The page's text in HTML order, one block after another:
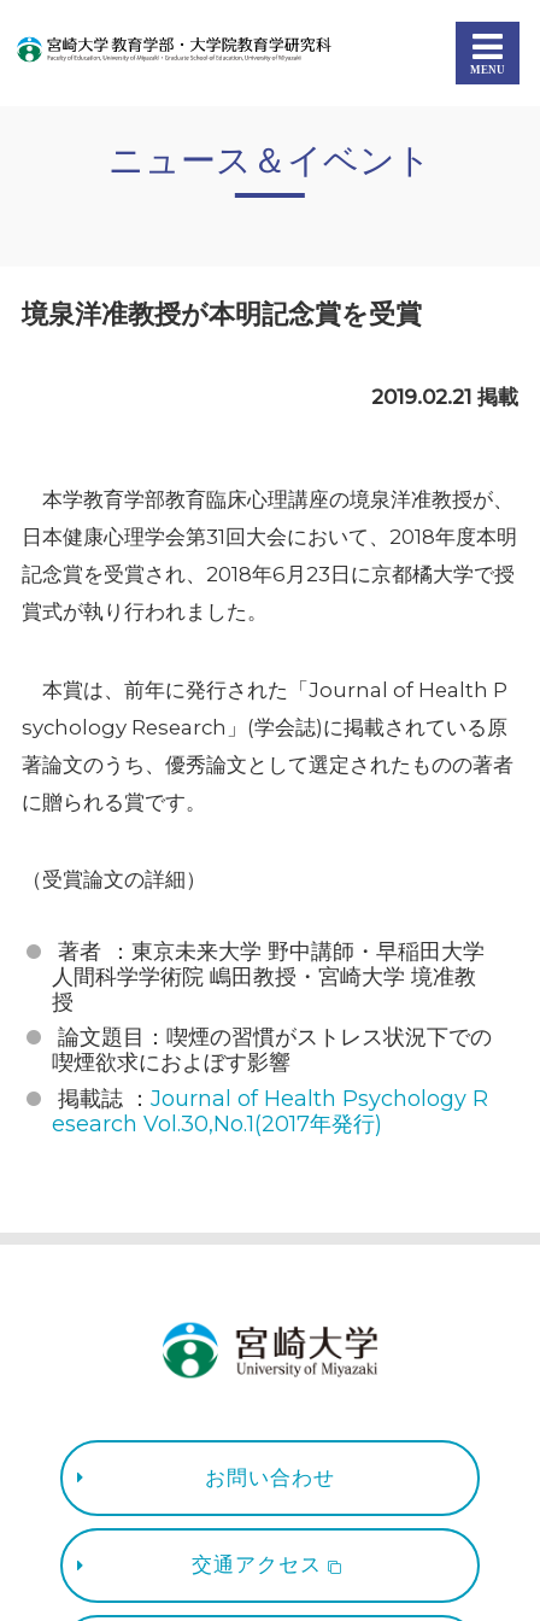
ニュース＆イベント
境泉洋准教授が本明記念賞を受賞
2019.02.21 掲載
本学教育学部教育臨床心理講座の境泉洋准教授が、
日本健康心理学会第31回大会において、2018年度本明
記念賞を受賞され、2018年6月23日に京都橘大学で授
賞式が執り行われました。
本賞は、前年に発行された「Journal of Health P
sychology Research」(学会誌)に掲載されている原
著論文のうち、優秀論文として選定されたものの著者
に贈られる賞です。
（受賞論文の詳細）
著者 ：東京未来大学 野中講師・早稲田大学
人間科学学術院 嶋田教授・宮崎大学 境准教
授
論文題目：喫煙の習慣がストレス状況下での
喫煙欲求におよぼす影響
掲載誌 ： Journal of Health Psychology R
esearch Vol.30,No.1(2017年発行)
お問い合わせ
交通アクセス